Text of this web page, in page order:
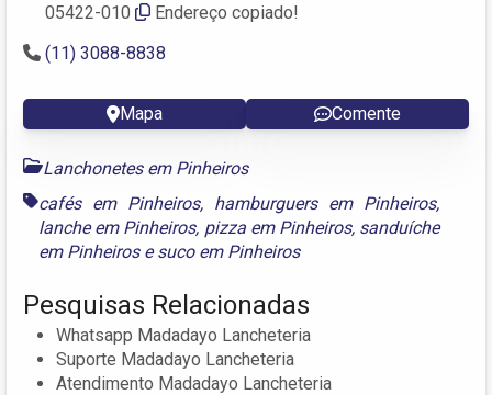
05422-010
Endereço copiado!
(11) 3088-8838
Mapa Comente
Lanchonetes em Pinheiros
cafés em Pinheiros, hamburguers em Pinheiros,
lanche em Pinheiros, pizza em Pinheiros, sanduíche
em Pinheirosesuco em Pinheiros
Pesquisas Relacionadas
Whatsapp Madadayo Lancheteria
Suporte Madadayo Lancheteria
Atendimento Madadayo Lancheteria